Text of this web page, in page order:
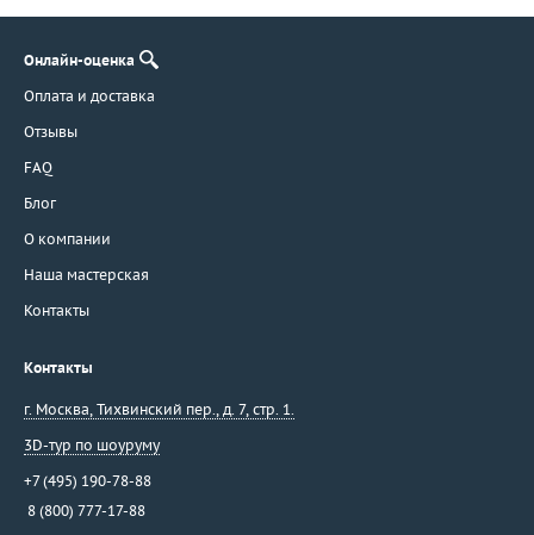
Онлайн-оценка
Оплата и доставка
Отзывы
FAQ
Блог
О компании
Наша мастерская
Контакты
Контакты
г. Москва, Тихвинский пер., д. 7, стр. 1.
3D-тур по шоуруму
+7 (495) 190-78-88
8 (800) 777-17-88